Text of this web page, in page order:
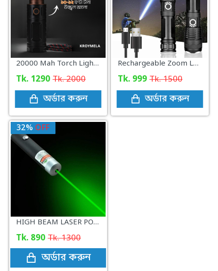
20000 Mah Torch Light With Power Bank Made In Japan
Tk. 1290 Tk. 2000
অর্ডার করুন
Rechargeable Zoom LED Flashlight USB Torch Light
Tk. 999 Tk. 1500
অর্ডার করুন
32% OFF
HIGH BEAM LASER POINTER
Tk. 890 Tk. 1300
অর্ডার করুন